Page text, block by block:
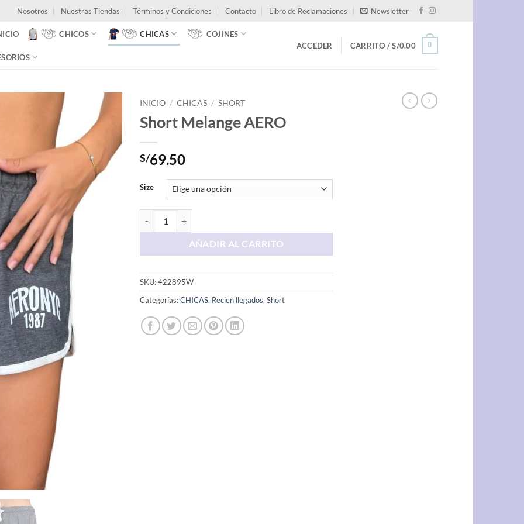
Nosotros Nuestras Tiendas Términos y Condiciones Contacto Libro de Reclamaciones Newsletter
CHICOS CHICAS COJINES
ACCEDER CARRITO /S/0.00 0
INICIO / CHICAS / SHORT
Short Melange AERO
S/69.50
Size
AÑADIR AL CARRITO
SKU:422895W
Categorías:CHICAS, Recien llegados, Short